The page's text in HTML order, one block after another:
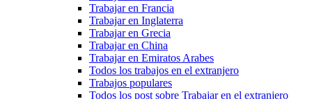
Trabajar en Francia
Trabajar en Inglaterra
Trabajar en Grecia
Trabajar en China
Trabajar en Emiratos Arabes
Todos los trabajos en el extranjero
Trabajos populares
Todos los post sobre Trabajar en el extranjero